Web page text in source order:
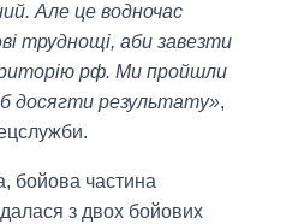
Але це водночас
труднощі, аби завезти
рф. Ми пройшли
досягти результату»,
бойова частина
з двох бойових